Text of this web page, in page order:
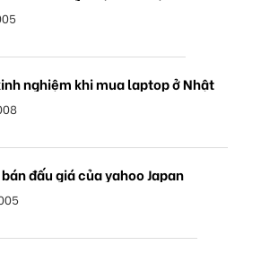
nghiệm khi mua laptop ở Nhật
đấu giá của yahoo Japan